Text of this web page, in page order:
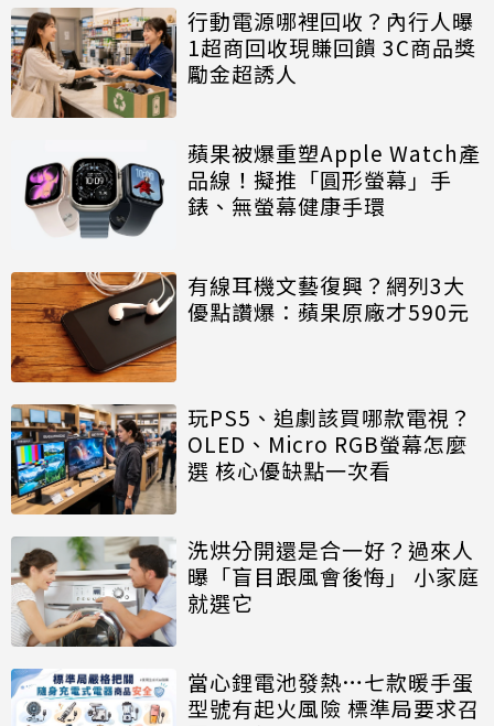
行動電源哪裡回收？內行人曝
1超商回收現賺回饋 3C商品獎
勵金超誘人
蘋果被爆重塑Apple Watch產
品線！擬推「圓形螢幕」手
錶、無螢幕健康手環
有線耳機文藝復興？網列3大
優點讚爆：蘋果原廠才590元
玩PS5、追劇該買哪款電視？
OLED、Micro RGB螢幕怎麼
選 核心優缺點一次看
洗烘分開還是合一好？過來人
曝「盲目跟風會後悔」 小家庭
就選它
當心鋰電池發熱…七款暖手蛋
型號有起火風險 標準局要求召